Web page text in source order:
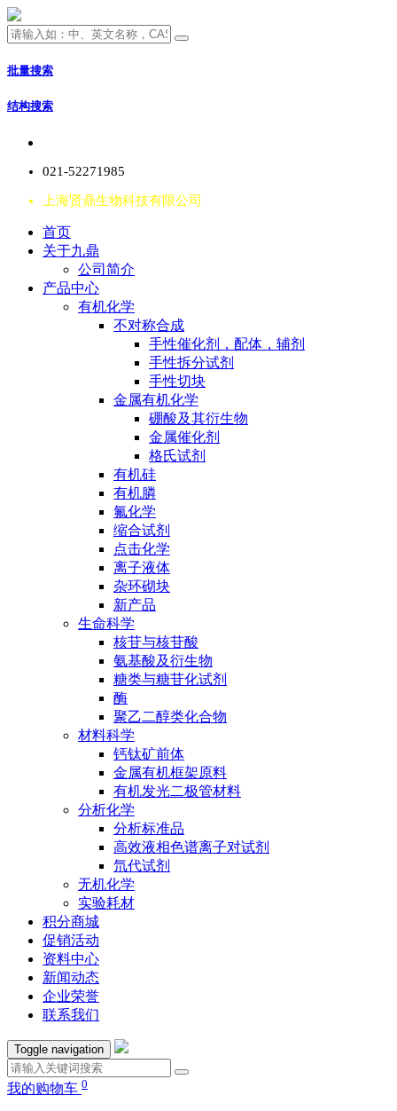
批量搜索
结构搜索
021-52271985
上海贤鼎生物科技有限公司
首页
关于九鼎
公司简介
产品中心
有机化学
不对称合成
手性催化剂，配体，辅剂
手性拆分试剂
手性切块
金属有机化学
硼酸及其衍生物
金属催化剂
格氏试剂
有机硅
有机膦
氟化学
缩合试剂
点击化学
离子液体
杂环砌块
新产品
生命科学
核苷与核苷酸
氨基酸及衍生物
糖类与糖苷化试剂
酶
聚乙二醇类化合物
材料科学
钙钛矿前体
金属有机框架原料
有机发光二极管材料
分析化学
分析标准品
高效液相色谱离子对试剂
氘代试剂
无机化学
实验耗材
积分商城
促销活动
资料中心
新闻动态
企业荣誉
联系我们
Toggle navigation
我的购物车 0